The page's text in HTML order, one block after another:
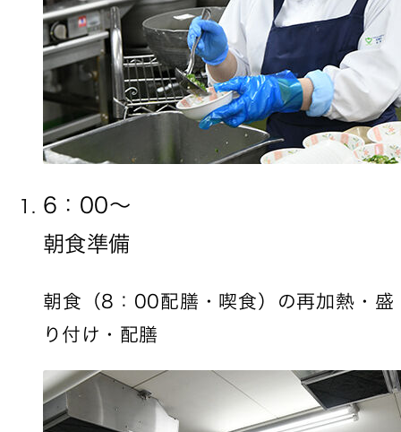
6：00〜
朝食準備
朝食（8：00配膳・喫食）の再加熱・盛
り付け・配膳